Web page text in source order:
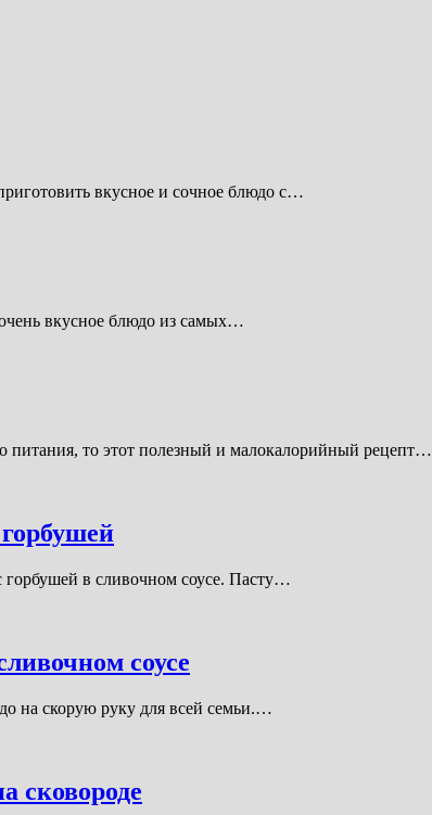
вкусное и сочное блюдо с…
вкусное блюдо из самых…
то этот полезный и малокалорийный рецепт…
в сливочном соусе. Пасту…
соусе
на скорую руку для всей семьи.…
сковороде